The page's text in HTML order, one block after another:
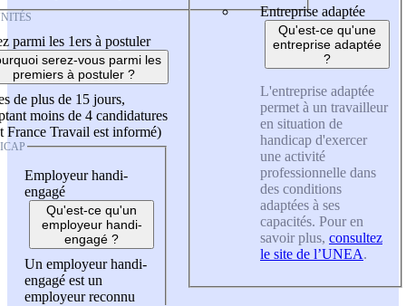
parmi les 1ers à postuler
serez-vous parmi les
premiers à postuler ?
de plus de 15 jours,
moins de 4 candidatures
France Travail est informé)
Employeur handi-
engagé
Qu'est-ce qu'un
employeur handi-
engagé ?
Un employeur handi-
engagé est un
employeur reconnu
Entreprise adaptée
Qu'est-ce qu'une
entreprise adaptée
?
L'entreprise adaptée
permet à un travailleur
en situation de
handicap d'exercer
une activité
professionnelle dans
des conditions
adaptées à ses
capacités. Pour en
savoir plus, consultez
le site de l’UNEA.